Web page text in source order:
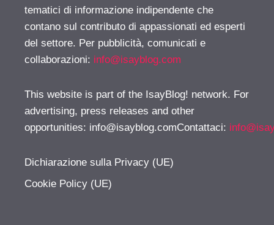
tematici di informazione indipendente che
contano sul contributo di appassionati ed esperti
del settore. Per pubblicità, comunicati e
collaborazioni: info@isayblog.com
This website is part of the IsayBlog! network. For
advertising, press releases and other
opportunities: info@isayblog.comContattaci:
Dichiarazione sulla Privacy (UE)
Cookie Policy (UE)